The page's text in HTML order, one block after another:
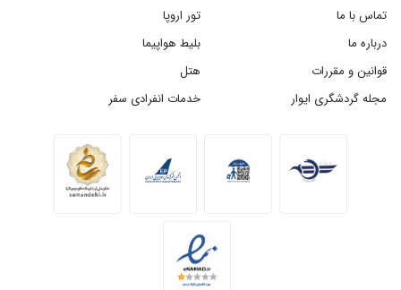
تماس با ما
درباره ما
قوانین و مقررات
مجله گردشگری ایوار
تور اروپا
بلیط هواپیما
هتل
خدمات انفرادی سفر